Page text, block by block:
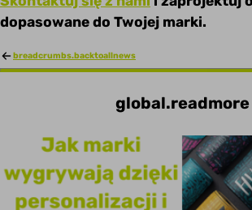
dopasowane do Twojej marki.
breadcrumbs.backtoallnews
global.readmore